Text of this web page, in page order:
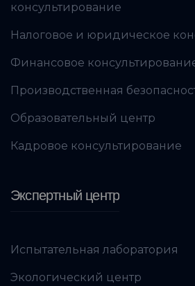
консультирование
Налоговое и юридическое
Финансовое
Производственная
Образовательный центр
Кадровое консультирование
Экспертный центр
Испытательная лаборатория
Экологический центр